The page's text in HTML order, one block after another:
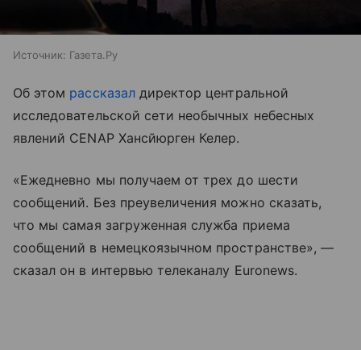
Источник: Газета.Ру
Об этом рассказалдиректор центральной
исследовательской сети необычных небесных
явлений CENAP Хансйюрген Келер.
«Ежедневно мы получаем от трех до шести
сообщений. Без преувеличения можно сказать,
что мы самая загруженная служба приема
сообщений в немецкоязычном пространстве», —
сказал он в интервью телеканалу Euronews.